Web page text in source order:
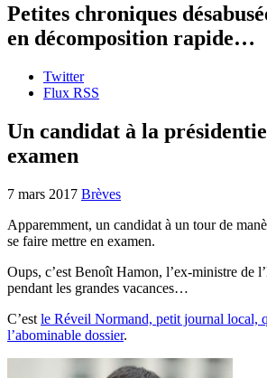
Petites chroniques
en décomposition rapide…
Twitter
Flux RSS
Un candidat à la
examen
7 mars 2017 Brèves
Apparemment, un candidat à un tour de
se faire mettre en examen.
Oups, c’est Benoît Hamon, l’ex-ministre de
pendant les grandes vacances…
C’est le Réveil Normand, petit journal local,
l’abominable dossier.